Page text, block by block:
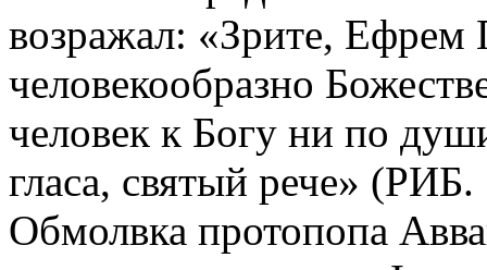
возражал: «Зрите,
человекообразно
человек к Богу ни по
гласа, святый рече»
Обмолвка протопопа